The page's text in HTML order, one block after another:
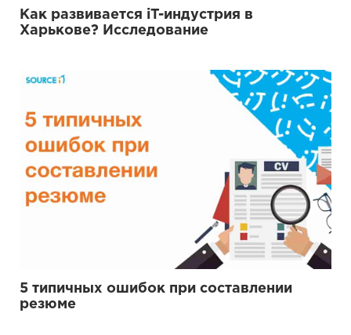
Как развивается iT-индустрия в
Харькове? Исследование
5 типичных ошибок при составлении
резюме